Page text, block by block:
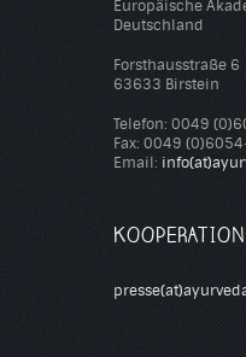
Europäische
Deutschland
Forsthausstraße 6
63633 Birstein
Telefon: 0049
Fax: 0049
Email: